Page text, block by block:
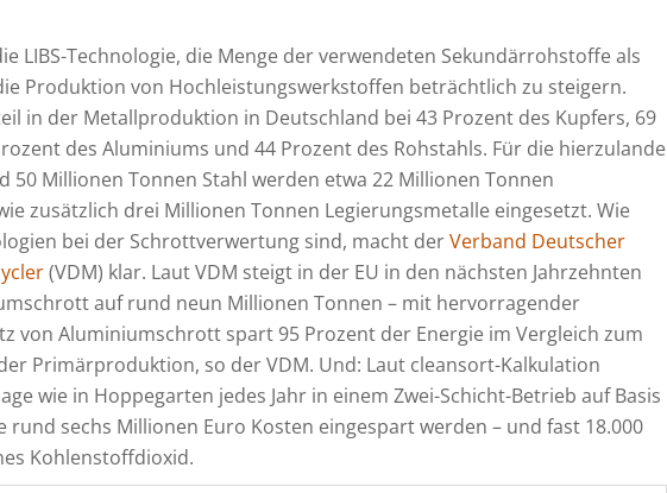
LIBS-Technologie, die Menge der verwendeten Sekundärrohstoffe als
Produktion von Hochleistungswerkstoffen beträchtlich zu steigern.
in der Metallproduktion in Deutschland bei 43 Prozent des Kupfers, 69
des Aluminiums und 44 Prozent des Rohstahls. Für die hierzulande
50 Millionen Tonnen Stahl werden etwa 22 Millionen Tonnen
zusätzlich drei Millionen Tonnen Legierungsmetalle eingesetzt. Wie
bei der Schrottverwertung sind, macht derVerband Deutscher
(VDM) klar. Laut VDM steigt in der EU in den nächsten Jahrzehnten
auf rund neun Millionen Tonnen – mit hervorragender
von Aluminiumschrott spart 95 Prozent der Energie im Vergleich zum
Primärproduktion, so der VDM. Und: Laut cleansort-Kalkulation
wie in Hoppegarten jedes Jahr in einem Zwei-Schicht-Betrieb auf Basis
sechs Millionen Euro Kosten eingespart werden – und fast 18.000
Kohlenstoffdioxid.